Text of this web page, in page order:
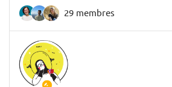
29 membres